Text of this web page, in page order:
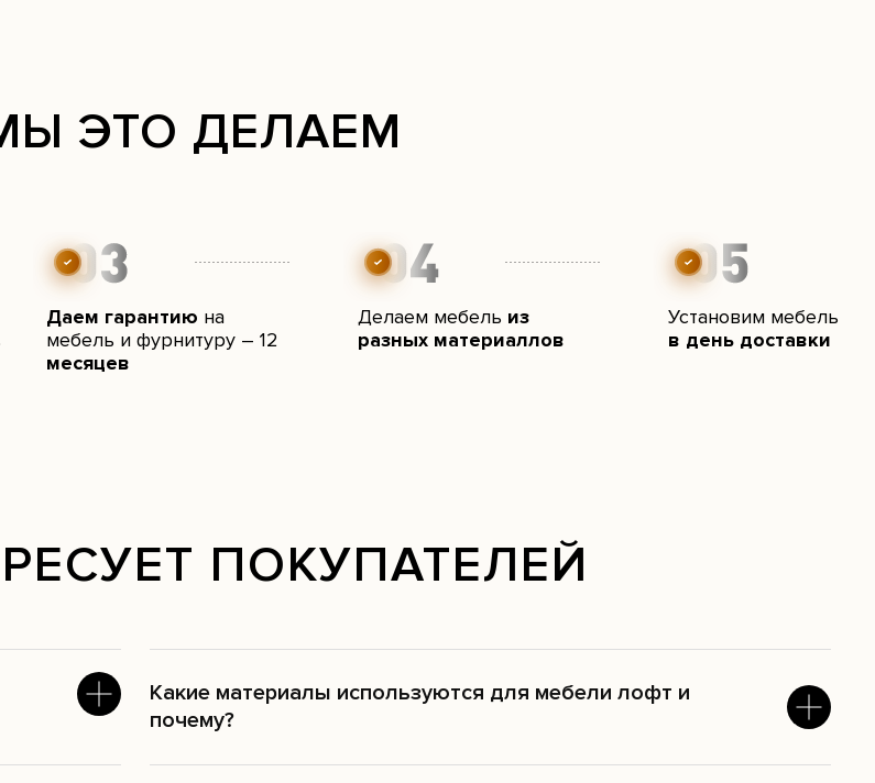
ЭТО ДЕЛАЕМ
Даем гарантию на
мебель и фурнитуру – 12
месяцев
Делаем мебель из
разных материаллов
Установим мебель
в день доставки
ПОКУПАТЕЛЕЙ
Какие материалы используются для мебели лофт и
почему?